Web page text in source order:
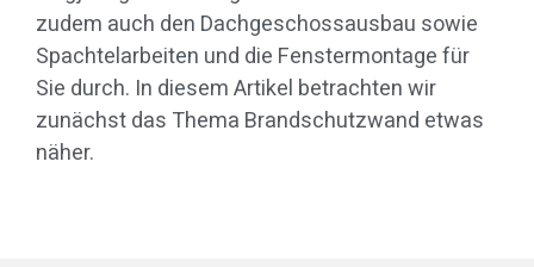
zudem auch den Dachgeschossausbau sowie
Spachtelarbeiten und die Fenstermontage für
Sie durch. In diesem Artikel betrachten wir
zunächst das Thema Brandschutzwand etwas
näher.